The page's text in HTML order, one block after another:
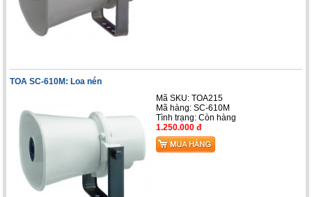
TOA SC-610M: Loa nén
Mã SKU: TOA215
Mã hàng: SC-610M
Tình trạng: Còn hàng
1.250.000 đ